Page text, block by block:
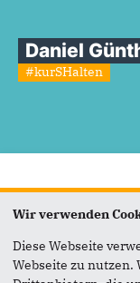
Daniel
#kurSHalten
Sie sind
Sitemap
Wir verwenden
Diese Webseite
Webseite zu